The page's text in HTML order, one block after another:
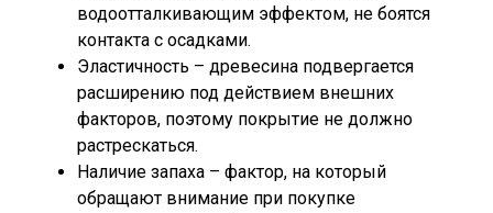
водоотталкивающим эффектом, не боятся
контакта с осадками.
Эластичность – древесина подвергается
расширению под действием внешних
факторов, поэтому покрытие не должно
растрескаться.
Наличие запаха – фактор, на который
обращают внимание при покупке